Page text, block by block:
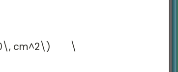
cm^2\) \Nationella provet vt12 -
KUL MED MATTE